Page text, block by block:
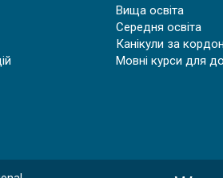
Вища освіта
Середня освіта
Канікули за
Мовні курси для